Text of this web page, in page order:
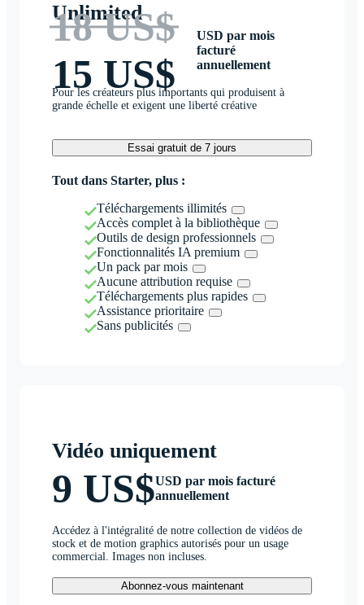
Unlimited
18 US$
15 US$
USD par mois
facturé
annuellement
Pour les créateurs plus importants qui produisent à
grande échelle et exigent une liberté créative
Essai gratuit de 7 jours
Tout dans Starter, plus :
Téléchargements illimités
Accès complet à la bibliothèque
Outils de design professionnels
Fonctionnalités IA premium
Un pack par mois
Aucune attribution requise
Téléchargements plus rapides
Assistance prioritaire
Sans publicités
Vidéo uniquement
9 US$USD par mois facturé
annuellement
Accédez à l'intégralité de notre collection de vidéos de
stock et de motion graphics autorisés pour un usage
commercial. Images non incluses.
Abonnez-vous maintenant